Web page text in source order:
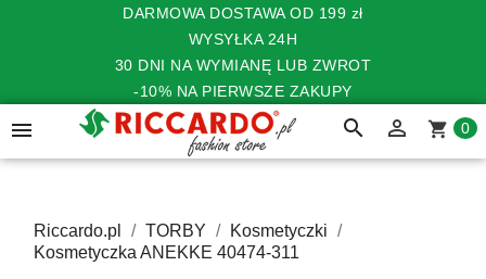
DARMOWA DOSTAWA OD 199 zł
WYSYŁKA 24H
30 DNI NA WYMIANĘ LUB ZWROT
-10% NA PIERWSZE ZAKUPY
 search  shopping_cart 0
Riccardo.pl TORBY
Kosmetyczki
Kosmetyczka ANEKKE 40474-311